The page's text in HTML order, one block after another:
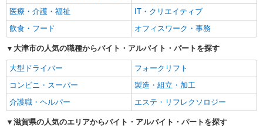
医療・介護・福祉
IT・クリエイティブ
飲食・フード
オフィスワーク・事務
大津市の人気の職種からバイト・アルバイト・パートを探す
大型ドライバー
フォークリフト
コンビニ・スーパー
製造・組立・加工
介護職・ヘルパー
エステ・リフレクソロジー
滋賀県の人気のエリアからバイト・アルバイト・パートを探す